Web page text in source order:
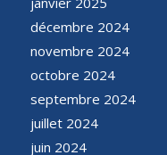
décembre 2024
novembre 2024
octobre 2024
septembre 2024
juillet 2024
juin 2024